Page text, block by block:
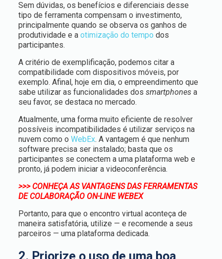
Sem dúvidas, os benefícios e diferenciais desse
tipo de ferramenta compensam o investimento,
principalmente quando se observa os ganhos de
produtividade e a otimização do tempo dos
participantes.
A critério de exemplificação, podemos citar a
compatibilidade com dispositivos móveis, por
exemplo. Afinal, hoje em dia, o empreendimento que
sabe utilizar as funcionalidades dos smartphones a
seu favor, se destaca no mercado.
Atualmente, uma forma muito eficiente de resolver
possíveis incompatibilidades é utilizar serviços na
nuvem como o WebEx. A vantagem é que nenhum
software precisa ser instalado; basta que os
participantes se conectem a uma plataforma web e
pronto, já podem iniciar a videoconferência.
>>> CONHEÇA AS VANTAGENS DAS FERRAMENTAS
DE COLABORAÇÃO ON-LINE WEBEX
Portanto, para que o encontro virtual aconteça de
maneira satisfatória, utilize — e recomende a seus
parceiros — uma plataforma dedicada.